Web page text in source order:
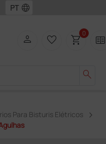
language
search
person favorite_border shopping_cart0 two_pager
Para Bisturis Elétricos